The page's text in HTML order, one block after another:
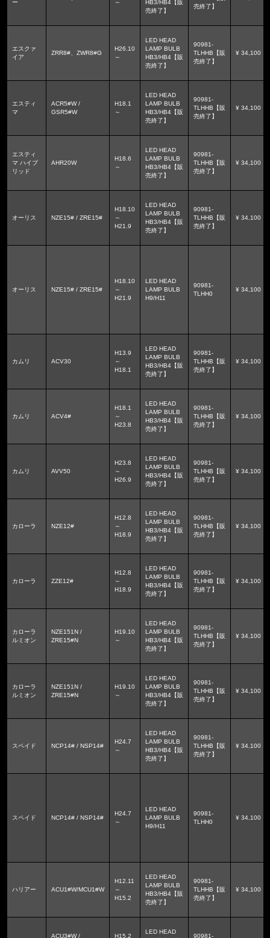
ー ～
HB3/HB4【販
売終了】
売終了】
エスクァ
イア
ZRR8#、ZWR8#G
H26.10
～
LED HEAD
LAMP BULB
HB3/HB4【販
売終了】
90981-
TLHHB【販
売終了】
¥ 34,100
エスティ
マ
ACR5#W /
GSR5#W
H18.1
～
LED HEAD
LAMP BULB
HB3/HB4【販
売終了】
90981-
TLHHB【販
売終了】
¥ 34,100
エスティ
マ ハイブ
リッド
AHR20W
H18.6
～
LED HEAD
LAMP BULB
HB3/HB4【販
売終了】
90981-
TLHHB【販
売終了】
¥ 34,100
オーリス NZE15# / ZRE15#
H18.10
～
H21.9
LED HEAD
LAMP BULB
HB3/HB4【販
売終了】
90981-
TLHHB【販
売終了】
¥ 34,100
オーリス NZE15# / ZRE15#
H18.10
～
H21.9
LED HEAD
LAMP BULB
H9/H11
90981-
TLHH0
¥ 34,100
カムリ ACV30
H13.9
～
H18.1
LED HEAD
LAMP BULB
HB3/HB4【販
売終了】
90981-
TLHHB【販
売終了】
¥ 34,100
カムリ ACV4#
H18.1
～
H23.8
LED HEAD
LAMP BULB
HB3/HB4【販
売終了】
90981-
TLHHB【販
売終了】
¥ 34,100
カムリ AVV50
H23.8
～
H26.9
LED HEAD
LAMP BULB
HB3/HB4【販
売終了】
90981-
TLHHB【販
売終了】
¥ 34,100
カローラ NZE12#
H12.8
～
H18.9
LED HEAD
LAMP BULB
HB3/HB4【販
売終了】
90981-
TLHHB【販
売終了】
¥ 34,100
カローラ ZZE12#
H12.8
～
H18.9
LED HEAD
LAMP BULB
HB3/HB4【販
売終了】
90981-
TLHHB【販
売終了】
¥ 34,100
カローラ
ルミオン
NZE151N /
ZRE15#N
H19.10
～
LED HEAD
LAMP BULB
HB3/HB4【販
売終了】
90981-
TLHHB【販
売終了】
¥ 34,100
カローラ
ルミオン
NZE151N /
ZRE15#N
H19.10
～
LED HEAD
LAMP BULB
HB3/HB4【販
売終了】
90981-
TLHHB【販
売終了】
¥ 34,100
スペイド NCP14# / NSP14#
H24.7
～
LED HEAD
LAMP BULB
HB3/HB4【販
売終了】
90981-
TLHHB【販
売終了】
¥ 34,100
スペイド NCP14# / NSP14#
H24.7
～
LED HEAD
LAMP BULB
H9/H11
90981-
TLHH0
¥ 34,100
ハリアー ACU1#W/MCU1#W
H12.11
～
H15.2
LED HEAD
LAMP BULB
HB3/HB4【販
売終了】
90981-
TLHHB【販
売終了】
¥ 34,100
ACU3#W /
H15.2
LED HEAD
90981-